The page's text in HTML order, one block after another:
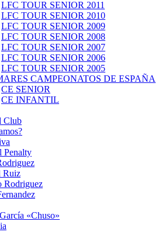
LFC TOUR SENIOR 2011
LFC TOUR SENIOR 2010
LFC TOUR SENIOR 2009
LFC TOUR SENIOR 2008
LFC TOUR SENIOR 2007
LFC TOUR SENIOR 2006
LFC TOUR SENIOR 2005
CAMPEONATOS DE ESPAÑA
CE SENIOR
CE INFANTIL
Club
Penalty
Ruiz
Rodriguez
«Chuso»